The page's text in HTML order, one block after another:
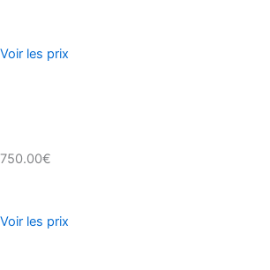
Voir les prix
750.00€
Voir les prix